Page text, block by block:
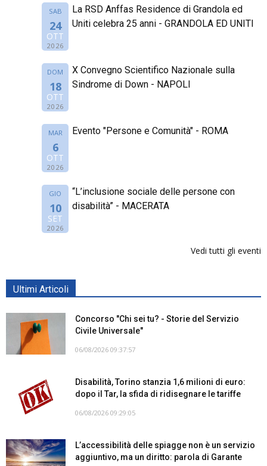
SAB
24
OTT
2026
La RSD Anffas Residence di Grandola ed
Uniti celebra 25 anni - GRANDOLA ED UNITI
DOM
18
OTT
2026
X Convegno Scientifico Nazionale sulla
Sindrome di Down - NAPOLI
MAR
6
OTT
2026
Evento "Persone e Comunità" - ROMA
GIO
10
SET
2026
“L’inclusione sociale delle persone con
disabilità” - MACERATA
Vedi tutti gli eventi
Ultimi Articoli
Concorso "Chi sei tu? - Storie del Servizio
Civile Universale"
06/08/2026 09:37:57
Disabilità, Torino stanzia 1,6 milioni di euro:
dopo il Tar, la sfida di ridisegnare le tariffe
06/08/2026 09:29:05
L’accessibilità delle spiagge non è un servizio
aggiuntivo, ma un diritto: parola di Garante